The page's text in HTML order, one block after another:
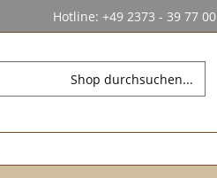
Hotline: +49 2373 - 39 77 00